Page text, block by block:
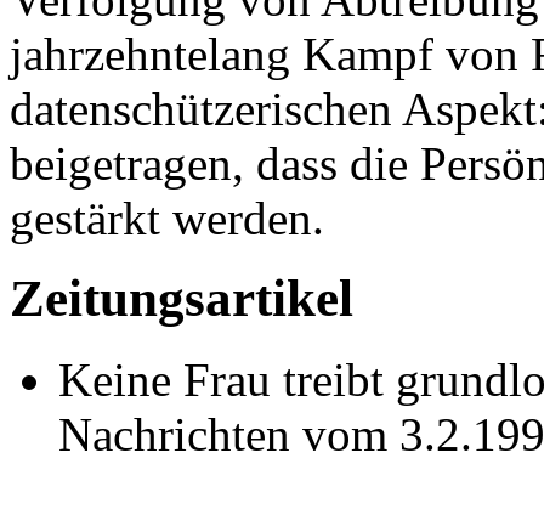
jahrzehntelang Kampf von
datenschützerischen
beigetragen, dass die
gestärkt werden.
Zeitungsartikel
Keine Frau treibt
Nachrichten vom